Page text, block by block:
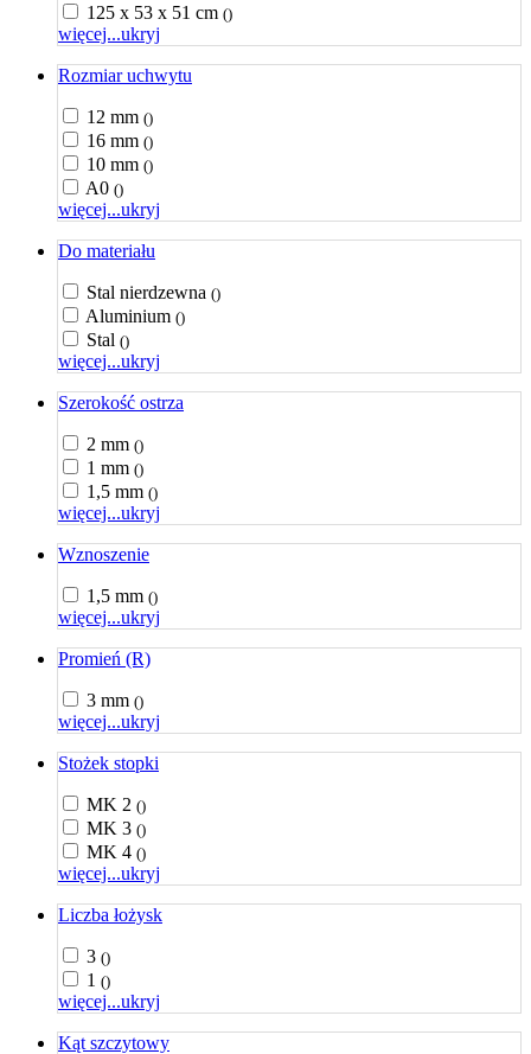
125 x 53 x 51 cm ()
więcej...ukryj
Rozmiar uchwytu
12 mm ()
16 mm ()
10 mm ()
A0 ()
więcej...ukryj
Do materiału
Stal nierdzewna ()
Aluminium ()
Stal ()
więcej...ukryj
Szerokość ostrza
2 mm ()
1 mm ()
1,5 mm ()
więcej...ukryj
Wznoszenie
1,5 mm ()
więcej...ukryj
Promień (R)
3 mm ()
więcej...ukryj
Stożek stopki
MK 2 ()
MK 3 ()
MK 4 ()
więcej...ukryj
Liczba łożysk
3 ()
1 ()
więcej...ukryj
Kąt szczytowy